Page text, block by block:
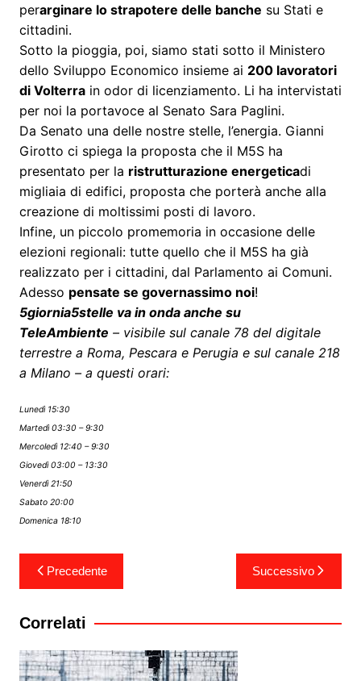
perarginare lo strapotere delle banche su Stati e
cittadini.
Sotto la pioggia, poi, siamo stati sotto il Ministero
dello Sviluppo Economico insieme ai 200 lavoratori
di Volterrain odor di licenziamento. Li ha intervistati
per noi la portavoce al Senato Sara Paglini.
Da Senato una delle nostre stelle, l’energia. Gianni
Girotto ci spiega la proposta che il M5S ha
presentato per la ristrutturazione energeticadi
migliaia di edifici, proposta che porterà anche alla
creazione di moltissimi posti di lavoro.
Infine, un piccolo promemoria in occasione delle
elezioni regionali: tutte quello che il M5S ha già
realizzato per i cittadini, dal Parlamento ai Comuni.
Adesso pensate se governassimo noi!
5giornia5stelle va in onda anche su
TeleAmbiente – visibile sul canale 78 del digitale
terrestre a Roma, Pescara e Perugia e sul canale 218
a Milano – a questi orari:
Lunedì 15:30
Martedì 03:30 – 9:30
Mercoledì 12:40 – 9:30
Giovedì 03:00 – 13:30
Venerdì 21:50
Sabato 20:00
Domenica 18:10
Navigazione
articoli
Precedente Successivo
Correlati